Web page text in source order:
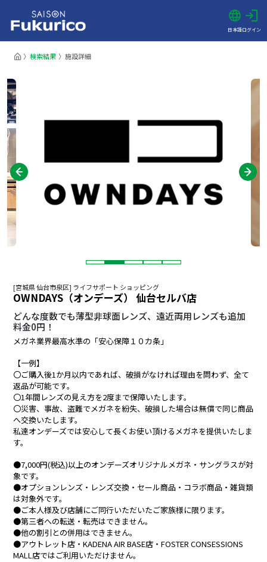
日本語ログイン
検索結果 施設詳細
[宮城県 仙台市泉区] ライフサポート ショッピング
OWNDAYS（オンデーズ） 仙台セルバ店
どんな度数でも薄型非球面レンズ、遠近両用レンズも追加
料金0円！
メガネ業界最高水準の「安心保障１０カ条」
【一例】
〇ご購入後1か月以内であれば、破損がなければ理由を問わず、全て
返品が可能です。
〇1年間レンズの見え方を2度まで保障いたします。
〇災害、事故、盗難でメガネを紛失、破損した場合は無償で同じ商品
へ交換いたします。
私達オンデーズでは安心して長くお使い頂けるメガネを提供いたしま
す。
●7,000円(税込)以上のオンデーズオリジナルメガネ・サングラスが対
象です。
●オプションレンズ・レンズ交換・セール商品・コラボ商品・雑貨類
は対象外です。
●ご本人様及び店舗にご同行いただいたご家族様に限ります。
●第三者への転送・転売はできません。
●他の割引との併用はできません。
●アウトレット店・KADENA AIR BASE店・FOSTER CONSESSIONS
MALL店ではご利用いただけません。